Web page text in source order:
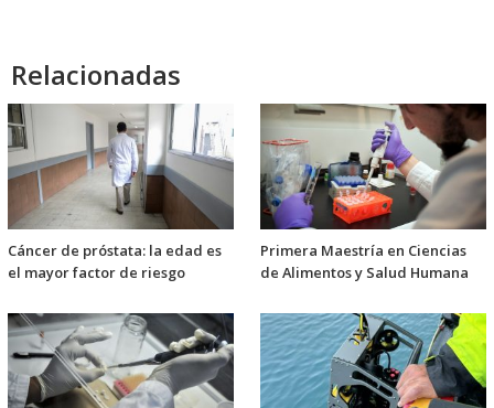
Relacionadas
Cáncer de próstata: la edad es
el mayor factor de riesgo
Primera Maestría en Ciencias
de Alimentos y Salud Humana